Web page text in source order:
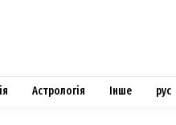
Астрологія Інше рус